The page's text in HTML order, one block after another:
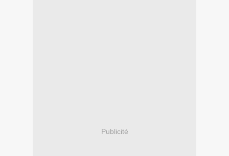
Publicité